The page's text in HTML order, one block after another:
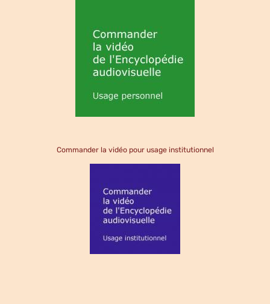
Commander la vidéo pour usage institutionnel